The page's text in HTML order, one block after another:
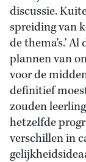
discussie.
spreiding van
de thema's.' Al
plannen van
voor de
definitief
zouden
hetzelfde
verschillen in